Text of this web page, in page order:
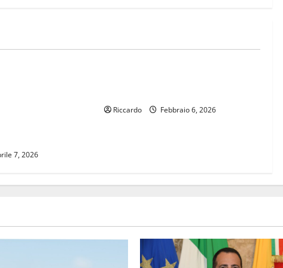
7, 2026
Riccardo Febbraio 6, 2026